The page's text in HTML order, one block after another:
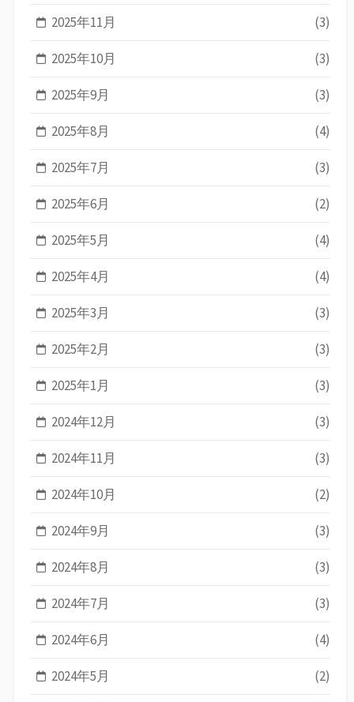
2025年11月 (3)
2025年10月 (3)
2025年9月 (3)
2025年8月 (4)
2025年7月 (3)
2025年6月 (2)
2025年5月 (4)
2025年4月 (4)
2025年3月 (3)
2025年2月 (3)
2025年1月 (3)
2024年12月 (3)
2024年11月 (3)
2024年10月 (2)
2024年9月 (3)
2024年8月 (3)
2024年7月 (3)
2024年6月 (4)
2024年5月 (2)